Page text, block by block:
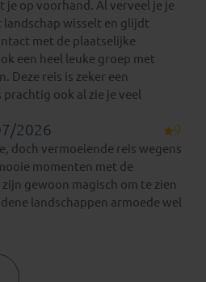
je op voorhand. Al verveel je je
wisselt en glijdt
met de plaatselijke
een heel leuke groep met
Deze reis is zeker een
ook al zie je veel
2026 9
doch vermoeiende reis wegens
momenten met de
gewoon magisch om te zien
landschappen armoede wel